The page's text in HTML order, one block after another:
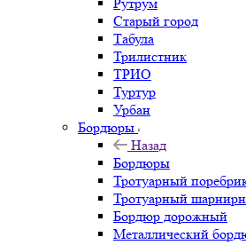
Старый город
Табула
Трилистник
ТРИО
Туртур
Урбан
Бордюры
Назад
Бордюры
Тротуарный
Тротуарный
Бордюр дорожный
Металлический